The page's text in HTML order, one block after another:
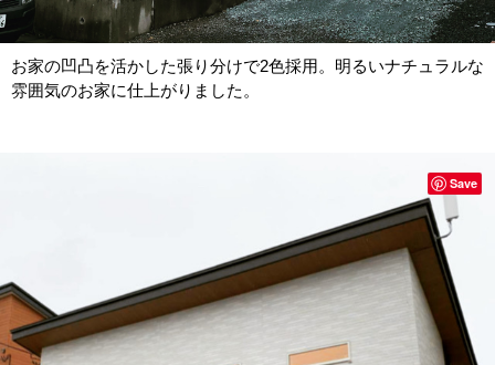
お家の凹凸を活かした張り分けで2色採用。明るいナチュラルな
雰囲気のお家に仕上がりました。
Save